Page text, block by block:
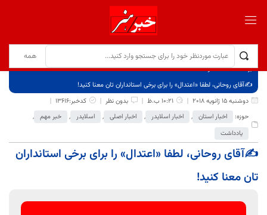
برگ نخست
نوشته‌ها
✍️آقای روحانی، لطفا «اعتدال» را برای برخی استانداران تان معنا کنید!
دوشنبه 15 ژانویه 2018
10:21 ب.ظ بدون نظر
کدخبر:13616
حوزه:
اخبار استان , اخبار اسلایدر , اخبار اصلی , اسلایدر , خبر مهم ,
یادداشت
✍️آقای روحانی، لطفا «اعتدال» را برای برخی استانداران
تان معنا کنید!